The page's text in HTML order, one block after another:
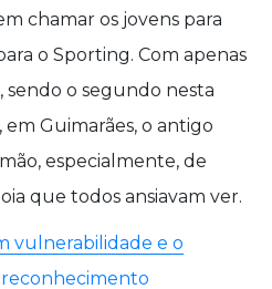
chamar os jovens para
o Sporting. Com apenas
sendo o segundo nesta
Guimarães, o antigo
especialmente, de
que todos ansiavam ver.
vulnerabilidade e o